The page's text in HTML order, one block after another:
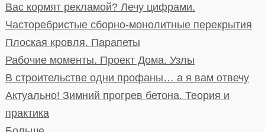
Вас кормят рекламой? Лечу цифрами.
Часторебристые сборно-монолитные перекрытия
Плоская кровля. Парапеты
Рабочие моменты. Проект Дома. Узлы
В строительстве одни профаны… а я вам отвечу
Актуально! Зимний прогрев бетона. Теория и
практика